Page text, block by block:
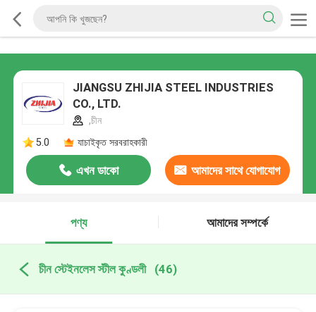
JIANGSU ZHIJIA STEEL INDUSTRIES
CO., LTD.
,চীন
5.0
যাচাইকৃত সরবরাহকারী
এখন ডাকো আমাদের সাথে যোগাযোগ
পণ্য
আমাদের সম্পর্কে
চীন স্টেইনলেস স্টীল কুণ্ডলী (46)